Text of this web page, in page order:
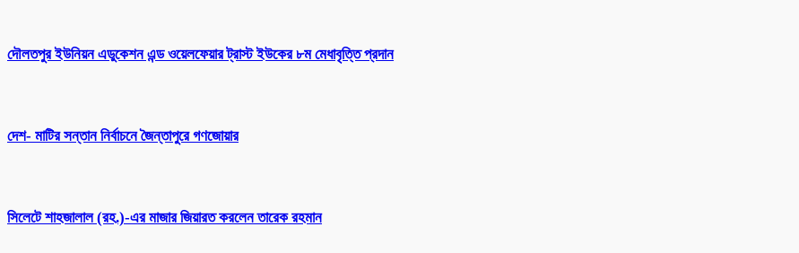
দৌলতপুর ইউনিয়ন এডুকেশন এন্ড ওয়েলফেয়ার ট্রাস্ট ইউকের ৮ম মেধাবৃত্তি প্রদান
দেশ- মাটির সন্তান নির্বাচনে জৈন্তাপুরে গণজোয়ার
সিলেটে শাহজালাল (রহ.)-এর মাজার জিয়ারত করলেন তারেক রহমান